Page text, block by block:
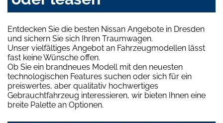
Entdecken Sie die besten Nissan Angebote in Dresden
und sichern Sie sich Ihren Traumwagen.
Unser vielfältiges Angebot an Fahrzeugmodellen lässt
fast keine Wünsche offen.
Ob Sie ein brandneues Modell mit den neuesten
technologischen Features suchen oder sich für ein
preiswertes, aber qualitativ hochwertiges
Gebrauchtfahrzeug interessieren, wir bieten Ihnen eine
breite Palette an Optionen.